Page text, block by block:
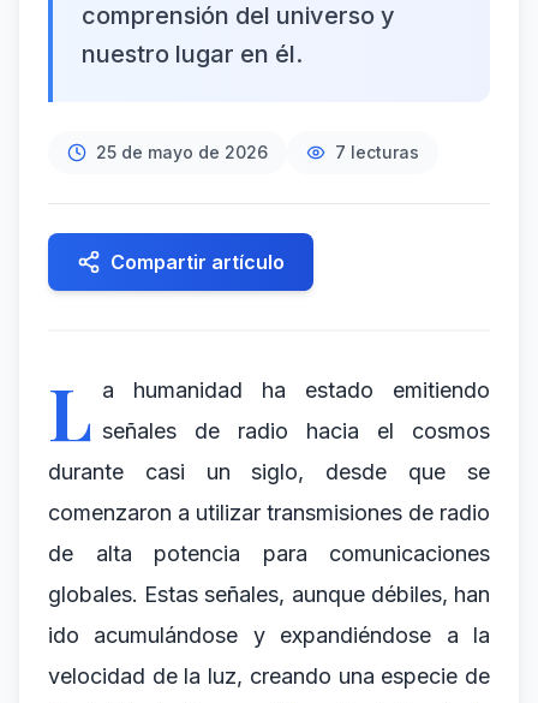
comprensión del universo y
nuestro lugar en él.
25 de mayo de 2026 7 lecturas
Compartir artículo
L a humanidad ha estado emitiendo
señales de radio hacia el cosmos
durante casi un siglo, desde que se
comenzaron a utilizar transmisiones de radio
de alta potencia para comunicaciones
globales. Estas señales, aunque débiles, han
ido acumulándose y expandiéndose a la
velocidad de la luz, creando una especie de